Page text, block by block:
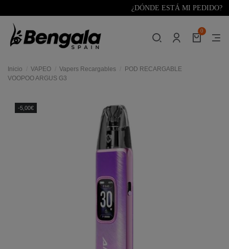
¿DÓNDE ESTÁ MI PEDIDO?
0
Inicio VAPEO Vapers Recargables
POD RECARGABLE
VOOPOO ARGUS G3
-5,00€